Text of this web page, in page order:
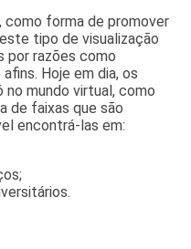
como forma de promover
tipo de visualização
por razões como
Hoje em dia, os
mundo virtual, como
de faixas que são
encontrá-las em: